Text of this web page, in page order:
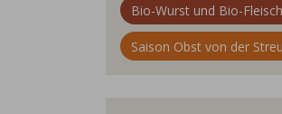
Bio-Wurst und Bio-
Saison Obst von der